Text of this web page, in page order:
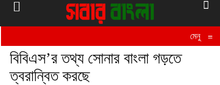
মেনু ≡
বিবিএস’র তথ্য সোনার বাংলা গড়তে
ত্বরান্বিত করছে